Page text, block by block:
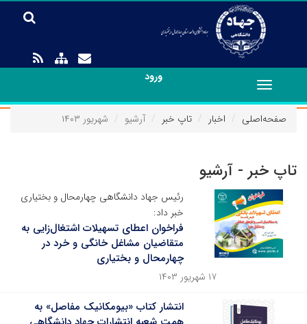
ورود
Toggle
navigation
صفحه‌اصلی
اخبار تاپ خبر آرشیو شهریور ۱۴۰۳
تاپ خبر - آرشیو
رئیس جهاد دانشگاهی چهارمحال و بختیاری
خبر داد:
فراخوان اعطای تسهیلات اشتغال‌زایی به
متقاضیان مشاغل خانگی و خرد در
چهارمحال و بختیاری
۱۷ شهریور ۱۴۰۳
انتشار کتاب «بیومکانیک مفاصل» به